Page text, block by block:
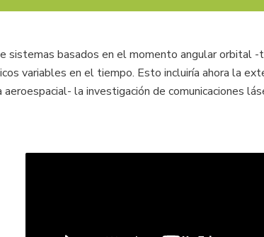
MIRO
basados en el momento angular orbital
variables en el tiempo. Esto incluiría ahora la
la investigación de comunicaciones